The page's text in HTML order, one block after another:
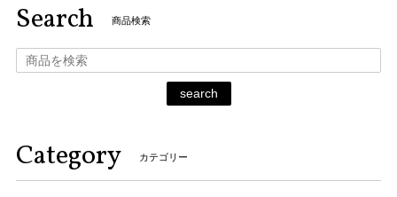
Search 商品検索
search
Category カテゴリー